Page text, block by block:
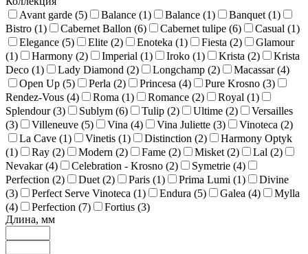
Avant garde (5) Balance (1) Balance (1) Banquet (1)
Bistro (1) Cabernet Ballon (6) Cabernet tulipe (6) Casual (1)
Elegance (5) Elite (2) Enoteka (1) Fiesta (2)
Glamour
(1) Harmony (2) Imperial (1) Iroko (1) Krista (2)
Krista
Deco (1) Lady Diamond (2) Longchamp (2) Macassar (4)
Open Up (5) Perla (2) Princesa (4) Pure Krosno (3)
Rendez-Vous (4) Roma (1) Romance (2) Royal (1)
Splendour (3) Sublym (6) Tulip (2) Ultime (2)
Versailles
(3) Villeneuve (5) Vina (4) Vina Juliette (3) Vinoteca (2)
La Cave (1) Vinetis (1) Distinction (2)
Harmony Optyk
(1) Ray (2) Modern (2) Fame (2) Misket (2) Lal (2)
Nevakar (4) Celebration - Krosno (2) Symetrie (4)
Perfection (2) Duet (2) Paris (1) Prima Lumi (1)
Divine
(3) Perfect Serve Vinoteca (1) Endura (5) Galea (4)
Mylla
(4) Perfection (7) Fortius (3)
Длина, мм